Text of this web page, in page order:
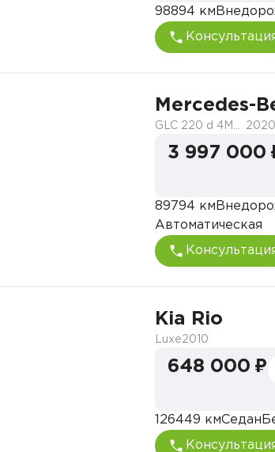
98894 км
Mercedes-
2020
3 997 000
89794 км
Автоматическая
Kia Rio
Luxe2010
648 000 ₽
126449 кмСедан